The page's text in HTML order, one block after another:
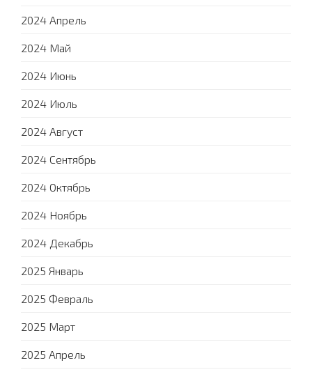
2024 Апрель
2024 Май
2024 Июнь
2024 Июль
2024 Август
2024 Сентябрь
2024 Октябрь
2024 Ноябрь
2024 Декабрь
2025 Январь
2025 Февраль
2025 Март
2025 Апрель